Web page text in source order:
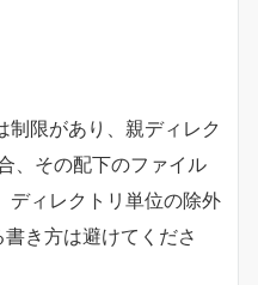
制限があり、親ディレク
、その配下のファイル
ディレクトリ単位の除外
き方は避けてくださ